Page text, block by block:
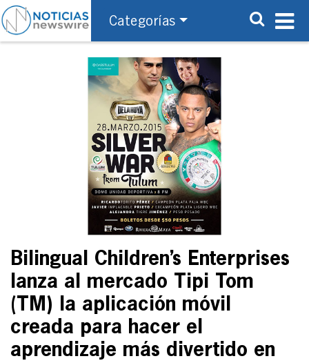
Categorías
Bilingual Children’s Enterprises
lanza al mercado Tipi Tom
(TM) la aplicación móvil
creada para hacer el
aprendizaje más divertido en